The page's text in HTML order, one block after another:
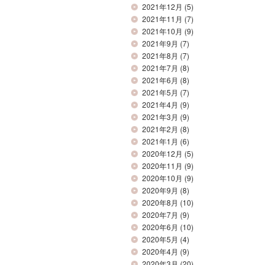
2021年12月 (5)
2021年11月 (7)
2021年10月 (9)
2021年9月 (7)
2021年8月 (7)
2021年7月 (8)
2021年6月 (8)
2021年5月 (7)
2021年4月 (9)
2021年3月 (9)
2021年2月 (8)
2021年1月 (6)
2020年12月 (5)
2020年11月 (9)
2020年10月 (9)
2020年9月 (8)
2020年8月 (10)
2020年7月 (9)
2020年6月 (10)
2020年5月 (4)
2020年4月 (9)